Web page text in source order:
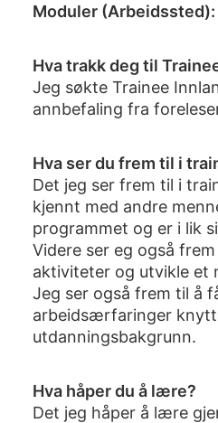
Moduler (Arbeidssted):
Hva trakk deg til
Jeg søkte Trainee
annbefaling fra
Hva ser du frem til i
Det jeg ser frem til i
kjennt med andre
programmet og er i lik
Videre ser eg også
aktiviteter og utvikle et
Jeg ser også frem til å
arbeidsærfaringer
utdanningsbakgrunn.
Hva håper du å lære?
Det jeg håper å lære